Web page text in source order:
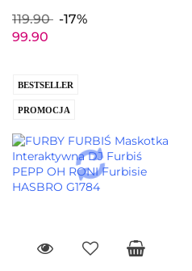
Furbisie HASBRO G1780
119.90
-17%
99.90
BESTSELLER
PROMOCJA